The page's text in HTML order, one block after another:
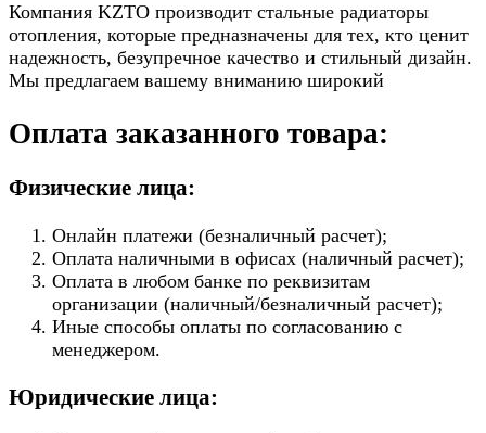
Компания KZTO производит стальные радиаторы
отопления, которые предназначены для тех, кто ценит
надежность, безупречное качество и стильный дизайн.
Мы предлагаем вашему вниманию широкий
Оплата заказанного товара:
Физические лица:
Онлайн платежи (безналичный расчет);
Оплата наличными в офисах (наличный расчет);
Оплата в любом банке по реквизитам
организации (наличный/безналичный расчет);
Иные способы оплаты по согласованию с
менеджером.
Юридические лица: